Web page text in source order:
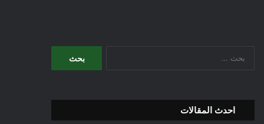
احدث المقالات